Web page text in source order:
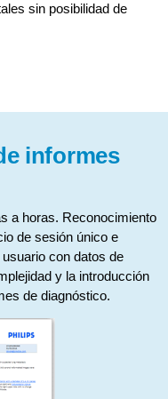
sin posibilidad de
informes
a horas. Reconocimiento
de sesión único e
con datos de
y la introducción
de diagnóstico.